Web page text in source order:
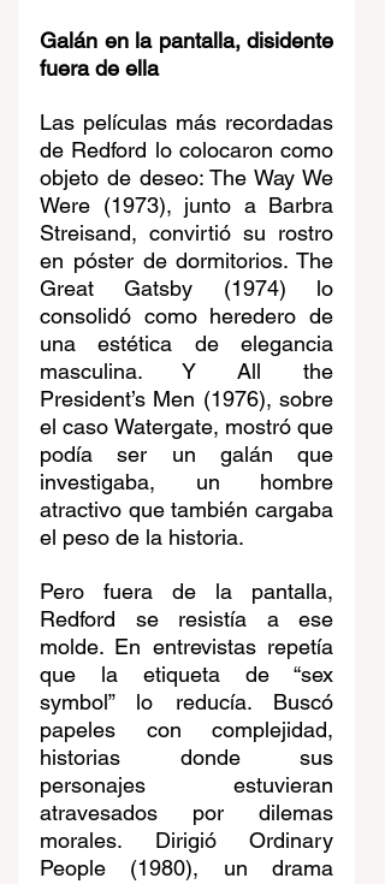
Galán en la pantalla, disidente
fuera de ella
Las películas más recordadas
de Redford lo colocaron como
objeto de deseo: The Way We
Were (1973), junto a Barbra
Streisand, convirtió su rostro
en póster de dormitorios. The
Great Gatsby (1974) lo
consolidó como heredero de
una estética de elegancia
masculina. Y All the
President’s Men (1976), sobre
el caso Watergate, mostró que
podía ser un galán que
investigaba, un hombre
atractivo que también cargaba
el peso de la historia.
Pero fuera de la pantalla,
Redford se resistía a ese
molde. En entrevistas repetía
que la etiqueta de “sex
symbol” lo reducía. Buscó
papeles con complejidad,
historias donde sus
personajes estuvieran
atravesados por dilemas
morales. Dirigió Ordinary
People (1980), un drama